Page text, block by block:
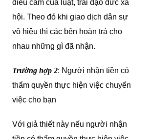
điều cấm của luật, trái đạo đức xã
hội. Theo đó khi giao dịch dân sự
vô hiệu thì các bên hoàn trả cho
nhau những gì đã nhận.
Trường hợp 2: Người nhận tiền có
thẩm quyền thực hiện việc chuyển
việc cho bạn
Với giả thiết này nếu người nhận